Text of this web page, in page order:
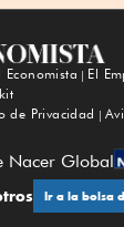
Economista El
de Privacidad
Nacer Global
Ir a la bolsa